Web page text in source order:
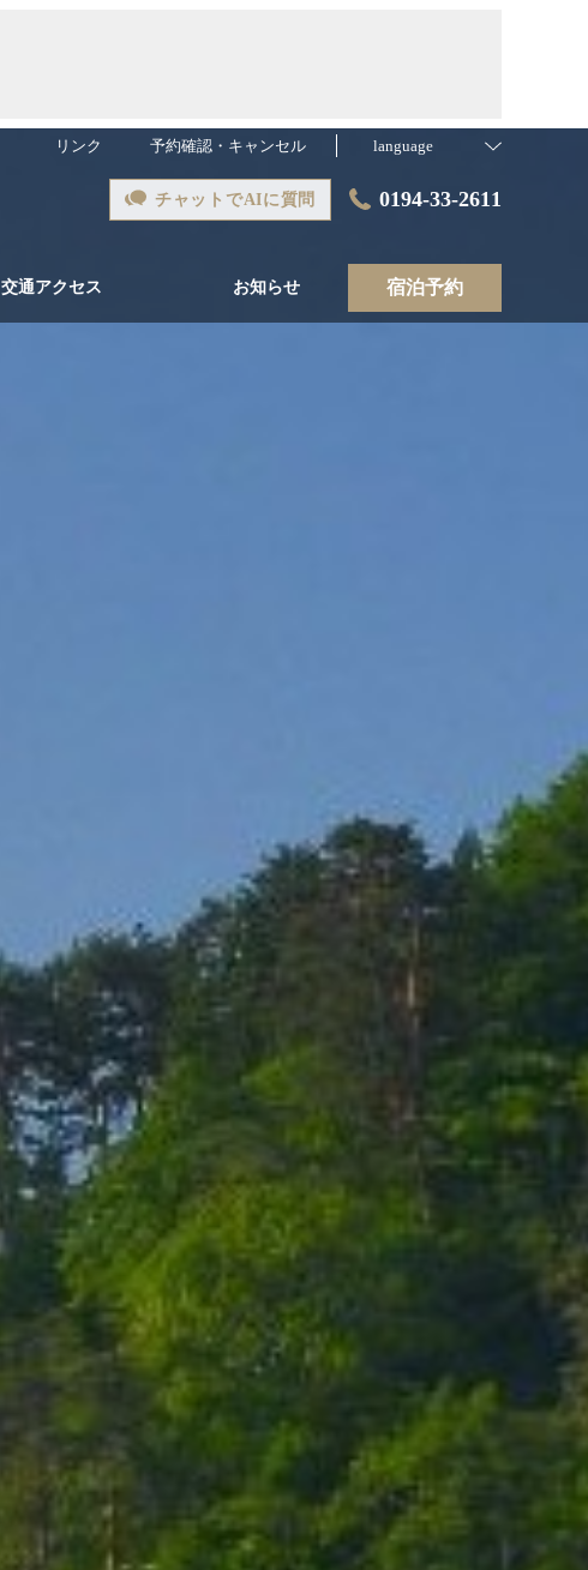
リンク 予約確認・キャンセル language
チャットでAIに質問 0194-33-2611
交通アクセス お知らせ 宿泊予約